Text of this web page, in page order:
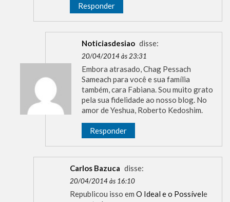
Responder
Noticiasdesiao disse:
20/04/2014 às 23:31
Embora atrasado, Chag Pessach
Sameach para você e sua família
também, cara Fabiana. Sou muito grato
pela sua fidelidade ao nosso blog. No
amor de Yeshua, Roberto Kedoshim.
Responder
Carlos Bazuca disse:
20/04/2014 às 16:10
Republicou isso em O Ideal e o Possívele